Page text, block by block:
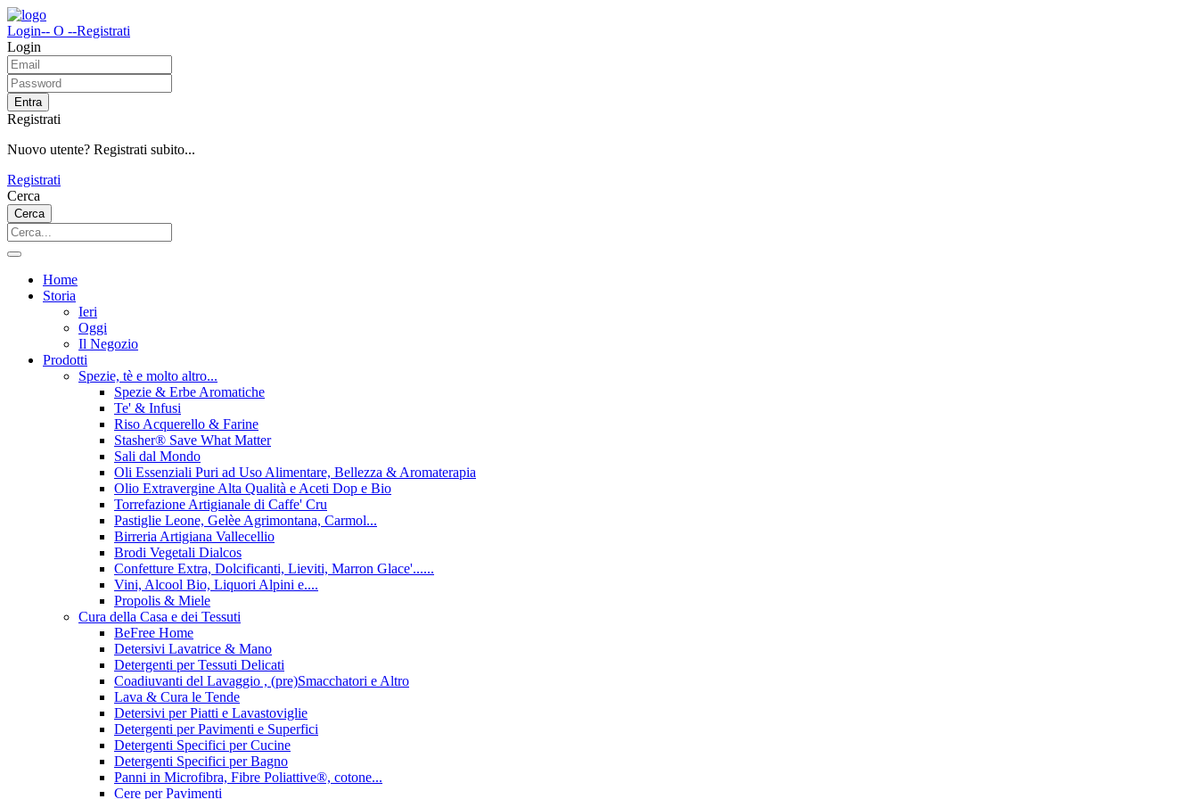
Login-- O --Registrati
Login
Entra
Registrati
Nuovo utente? Registrati subito...
Registrati
Cerca
Cerca
Home
Storia
Ieri
Oggi
Il Negozio
Prodotti
Spezie, tè e molto altro...
Spezie & Erbe Aromatiche
Te' & Infusi
Riso Acquerello & Farine
Stasher®️ Save What Matter
Sali dal Mondo
Oli Essenziali Puri ad Uso Alimentare, Bellezza & Aromaterapia
Olio Extravergine Alta Qualità e Aceti Dop e Bio
Torrefazione Artigianale di Caffe' Cru
Pastiglie Leone, Gelèe Agrimontana, Carmol...
Birreria Artigiana Vallecellio
Brodi Vegetali Dialcos
Confetture Extra, Dolcificanti, Lieviti, Marron Glace'......
Vini, Alcool Bio, Liquori Alpini e....
Propolis & Miele
Cura della Casa e dei Tessuti
BeFree Home
Detersivi Lavatrice & Mano
Detergenti per Tessuti Delicati
Coadiuvanti del Lavaggio , (pre)Smacchatori e Altro
Lava & Cura le Tende
Detersivi per Piatti e Lavastoviglie
Detergenti per Pavimenti e Superfici
Detergenti Specifici per Cucine
Detergenti Specifici per Bagno
Panni in Microfibra, Fibre Poliattive®, cotone...
Cere per Pavimenti